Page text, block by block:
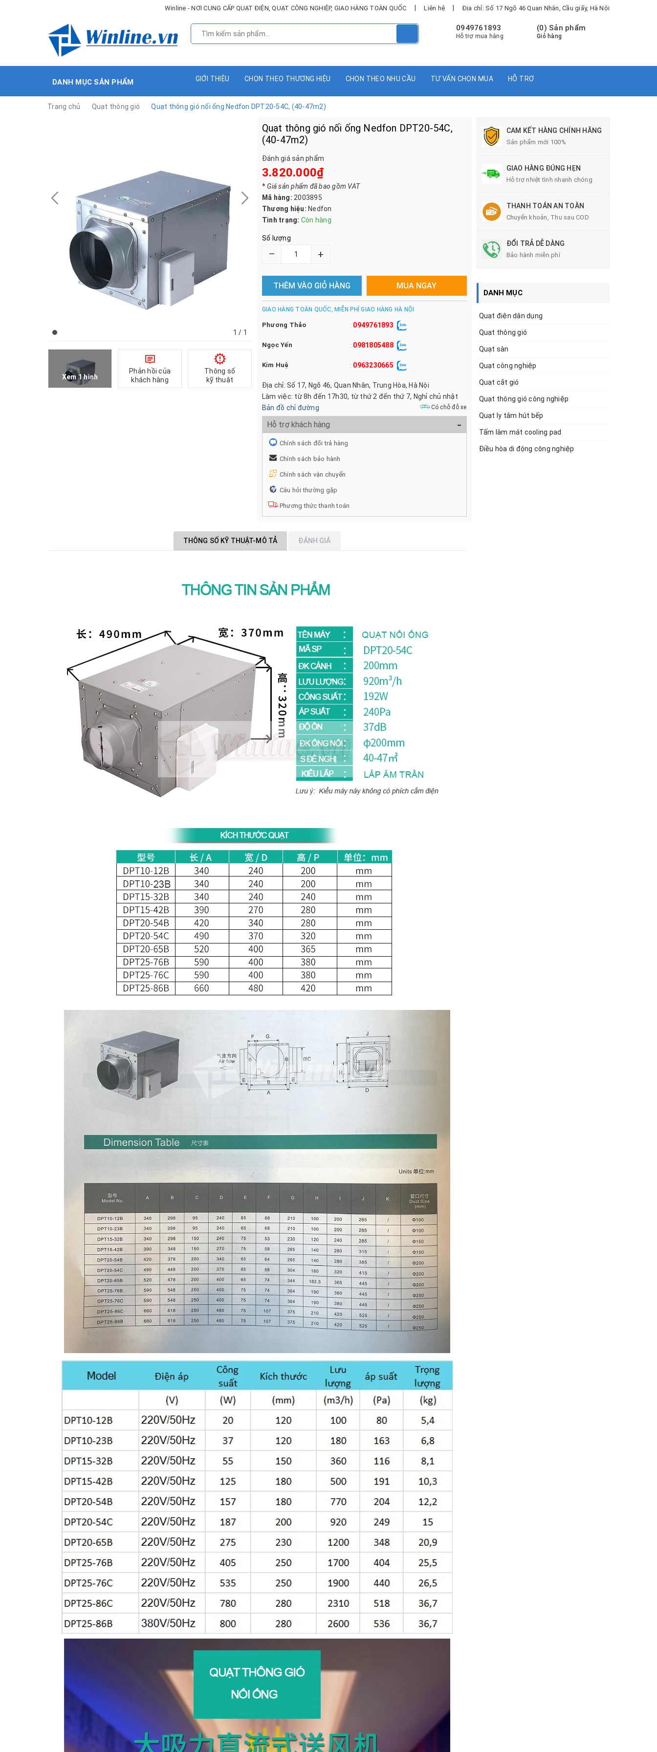
Winline - NƠI CUNG CẤP QUẠT ĐIỆN, QUẠT CÔNG NGHIỆP, GIAO HÀNG TOÀN QUỐC Liên hệ Địa chỉ: Số 17 Ngõ 46 Quan Nhân, Cầu giấy, Hà Nội
(0) Sản phẩm
Giỏ hàng
0949761893
Hỗ trợ mua hàng
DANH MỤC SẢN PHẨM GIỚI THIỆU CHỌN THEO THƯƠNG HIỆU CHỌN THEO NHU CẦU TƯ VẤN CHỌN MUA HỖ TRỢ
Trang chủ Quạt thông gió Quạt thông gió nối ống Nedfon DPT20-54C, (40-47m2)
1 / 1
Xem 1 hình
Phản hồi của
khách hàng
Thông số
kỹ thuật
Quạt thông gió nối ống Nedfon DPT20-54C,
(40-47m2)
Đánh giá sản phẩm
3.820.000₫
*Giá sản phẩm đã bao gồm VAT
Mã hàng: 2003895
Thương hiệu: Nedfon
Tình trạng: Còn hàng
Số lượng
– +
THÊM VÀO GIỎ HÀNG MUA NGAY
GIAO HÀNG TOÀN QUỐC, MIỄN PHÍ GIAO HÀNG HÀ NỘI
Phương Thảo : 0949761893
Ngọc Yến : 0981805488
Kim Huệ : 0963230665
Địa chỉ: Số 17, Ngõ 46, Quan Nhân, Trung Hòa, Hà Nội
Làm việc: từ 8h đến 17h30, từ thứ 2 đến thứ 7, Nghỉ chủ nhật
Bản đồ chỉ đường
Có chỗ đỗ xe
Hỗ trợ khách hàng -
Chính sách đổi trả hàng
Chính sách bảo hành
Chính sách vận chuyển
Câu hỏi thường gặp
Phương thức thanh toán
THÔNG SỐ KỸ THUẬT-MÔ TẢ ĐÁNH GIÁ
CAM KẾT HÀNG CHÍNH HÃNG
Sản phẩm mới 100%
GIAO HÀNG ĐÚNG HẸN
Hỗ trợ nhiệt tình nhanh chóng
THANH TOÁN AN TOÀN
Chuyển khoản, Thu sau COD
ĐỔI TRẢ DỄ DÀNG
Bảo hành miễn phí
DANH MỤC
Quạt điện dân dụng
Quạt thông gió
Quạt sàn
Quạt công nghiệp
Quạt cắt gió
Quạt thông gió công nghiệp
Quạt ly tâm hút bếp
Tấm làm mát cooling pad
Điều hòa di động công nghiệp